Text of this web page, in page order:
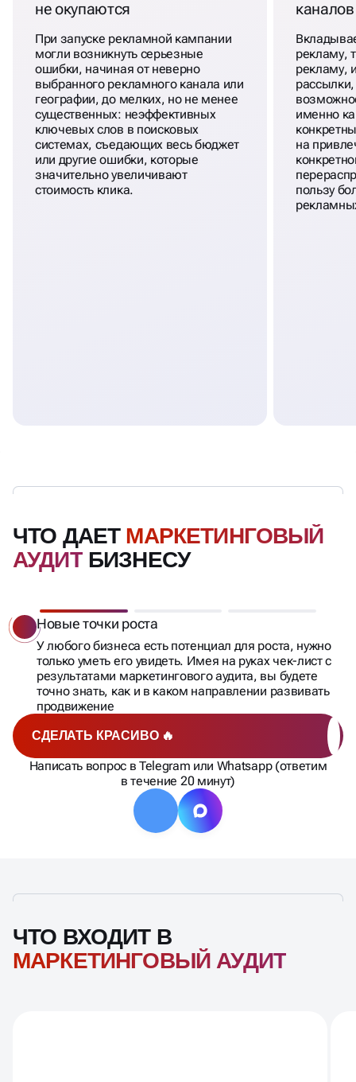
не окупаются
При запуске рекламной кампании
могли возникнуть серьезные
ошибки, начиная от неверно
выбранного рекламного канала или
географии, до мелких, но не менее
существенных: неэффективных
ключевых слов в поисковых
системах, съедающих весь бюджет
или другие ошибки, которые
значительно увеличивают
стоимость клика.
каналов
рекламу,
рекламу,
именно
на
пользу
ЧТО ДАЕТ МАРКЕТИНГОВЫЙ
АУДИТБИЗНЕСУ
СДЕЛАТЬ КРАСИВО 🔥
Написать вопрос в Telegram или Whatsapp (ответим
в течение 20 минут)
Новые точки роста
У любого бизнеса есть потенциал для роста, нужно
только уметь его увидеть. Имея на руках чек-лист с
результатами маркетингового аудита, вы будете
точно знать, как и в каком направлении развивать
продвижение
ЧТО ВХОДИТ В
МАРКЕТИНГОВЫЙ АУДИТ